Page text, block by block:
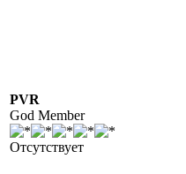
PVR
God Member
Отсутствует